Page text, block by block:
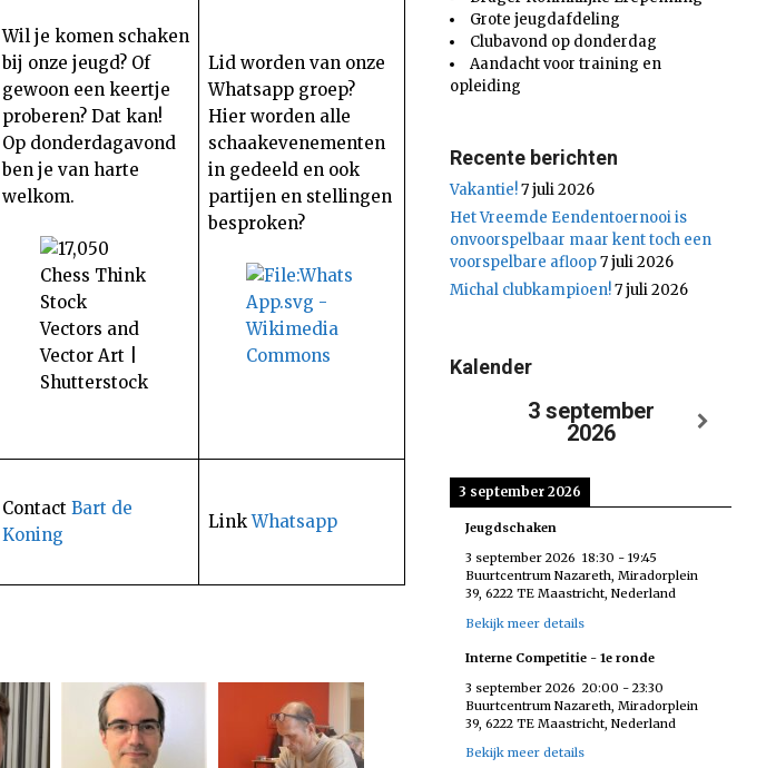
Wil je komen schaken
bij onze jeugd? Of
gewoon een keertje
proberen? Dat kan!
Op donderdagavond
ben je van harte
welkom.
Lid worden van onze
Whatsapp groep?
Hier worden alle
schaakevenementen
in gedeeld en ook
partijen en stellingen
besproken?
Contact Bart de
Koning
LinkWhatsapp
Grote jeugdafdeling
Clubavond op donderdag
Aandacht voor training en
opleiding
Recente berichten
Vakantie!7 juli 2026
Het Vreemde Eendentoernooi is
onvoorspelbaar maar kent toch een
voorspelbare afloop7 juli 2026
Michal clubkampioen!7 juli 2026
Kalender
3 september
2026
3 september 2026
Jeugdschaken
3 september 2026 18:30 -19:45
Buurtcentrum Nazareth, Miradorplein
39, 6222 TE Maastricht, Nederland
Bekijk meer details
Interne Competitie - 1e ronde
3 september 2026 20:00 -23:30
Buurtcentrum Nazareth, Miradorplein
39, 6222 TE Maastricht, Nederland
Bekijk meer details